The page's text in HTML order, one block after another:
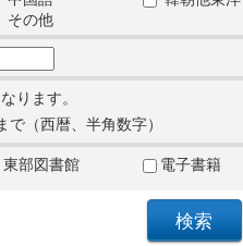
その他
ります。
で（西暦、半角数字）
東部図書館 電子書籍